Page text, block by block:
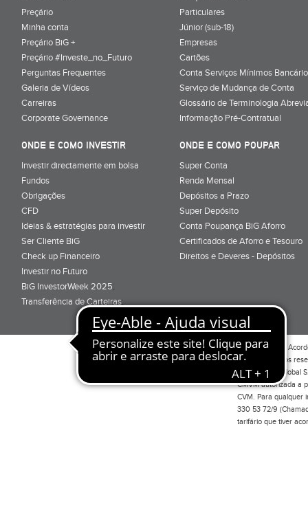
Preçário
Minha conta
Preçário BiG +
Preçário #Investe_no_Futuro
Perguntas Frequentes
Galeria de Vídeos
Carreiras
Corporate Governance
Particulares
Júnior (sub-18)
Empresas
Cartões
Conta Serviços Mínimos
Serviço de Mudança de Conta
Glossário de Terminologia
Informação Pré-Contratual
ONDE E COMO INVESTIR
Investir directamente em bolsa
Fundos
Obrigações
CFD
Ideias & estratégias para investir
Ser Cliente BiG
Check up Financeiro
Investir no Futuro
BiG InvestorWeek 2025;
Transferência de Carteiras;
ONDE E COMO POUPAR
Super Conta
Renda Mensal
Depósitos a Prazo
Super Depósito
Conta Poupança BiG Aforro
Certificados de Aforro e Tesouro
Direitos e Deveres - Depósitos
Por favor leia o
Todos os direitos
Investimento Global
CMVM autorizada a
CVM. Para qualquer
330 53 72/9
tarifário que tiver